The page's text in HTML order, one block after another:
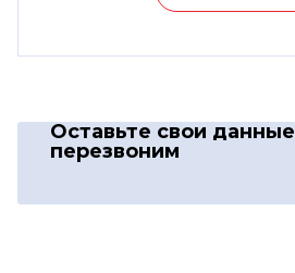
Оставьте свои данные
перезвоним